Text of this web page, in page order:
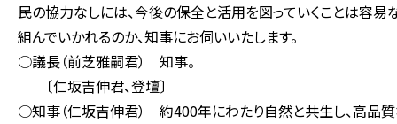
民の協力なしには、今後の保全と活用を図っていくことは容
組んでいかれるのか、知事にお伺いいたします。
○議長（前芝雅嗣君） 知事。
〔仁坂吉伸君、登壇〕
○知事（仁坂吉伸君） 約400年にわたり自然と共生し、高品